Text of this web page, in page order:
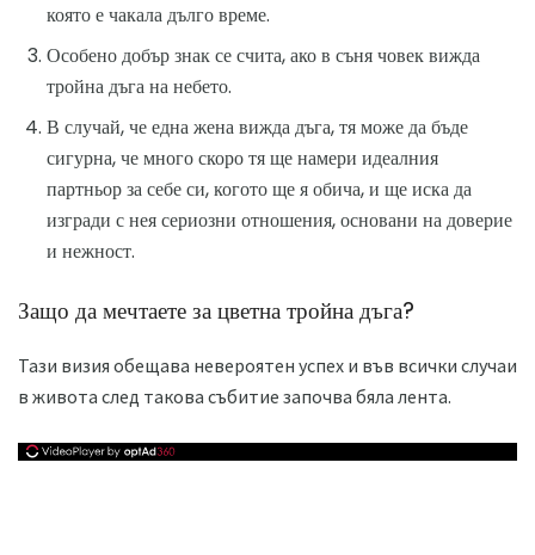
която е чакала дълго време.
Особено добър знак се счита, ако в съня човек вижда
тройна дъга на небето.
В случай, че една жена вижда дъга, тя може да бъде
сигурна, че много скоро тя ще намери идеалния
партньор за себе си, когото ще я обича, и ще иска да
изгради с нея сериозни отношения, основани на доверие
и нежност.
Защо да мечтаете за цветна тройна дъга?
Тази визия обещава невероятен успех и във всички случаи
в живота след такова събитие започва бяла лента.